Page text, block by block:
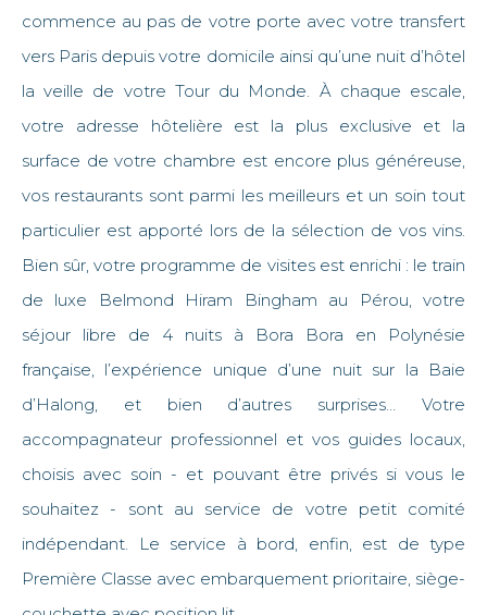
commence au pas de votre porte avec votre transfert
vers Paris depuis votre domicile ainsi qu’une nuit d’hôtel
la veille de votre Tour du Monde. À chaque escale,
votre adresse hôtelière est la plus exclusive et la
surface de votre chambre est encore plus généreuse,
vos restaurants sont parmi les meilleurs et un soin tout
particulier est apporté lors de la sélection de vos vins.
Bien sûr, votre programme de visites est enrichi : le train
de luxe Belmond Hiram Bingham au Pérou, votre
séjour libre de 4 nuits à Bora Bora en Polynésie
française, l’expérience unique d’une nuit sur la Baie
d’Halong, et bien d’autres surprises… Votre
accompagnateur professionnel et vos guides locaux,
choisis avec soin - et pouvant être privés si vous le
souhaitez - sont au service de votre petit comité
indépendant. Le service à bord, enfin, est de type
Première Classe avec embarquement prioritaire, siège-